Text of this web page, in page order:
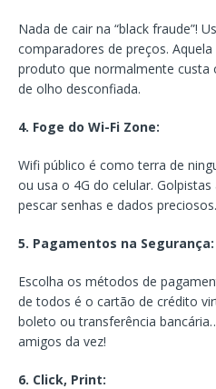
Nada de cair na “black fraude”!
comparadores de preços.
produto que normalmente custa
de olho desconfiada.
4. Foge do Wi-Fi Zone:
Wifi público é como terra de
ou usa o 4G do celular.
pescar senhas e dados preciosos.
5. Pagamentos na Segurança:
Escolha os métodos de
de todos é o cartão de crédito
boleto ou transferência
amigos da vez!
6. Click, Print: